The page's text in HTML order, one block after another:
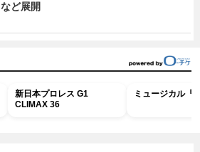
など展開
新日本プロレス G1
CLIMAX 36
ミュージカル『